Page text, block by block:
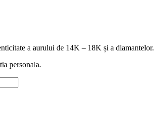
a aurului de 14K – 18K și a diamantelor.
personala.